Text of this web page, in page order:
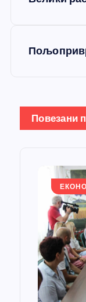
Повезани